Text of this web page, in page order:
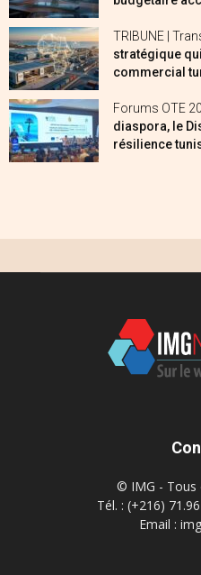
TRIBUNE |
stratégique
commercial
Forums OTE
diaspora, le
résilience
© IMG - Tous
Tél. : (+216)
Email :